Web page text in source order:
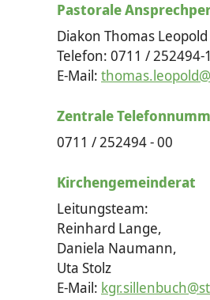
Pastorale
Diakon Thomas Leopold
Telefon: 0711 / 252494-
E-Mail:
Zentrale
0711 / 252494 - 00
Kirchengemeinderat
Leitungsteam:
Reinhard Lange,
Daniela Naumann,
Uta Stolz
E-Mail: